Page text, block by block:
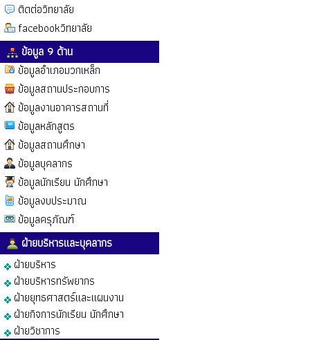
ติดต่อวิทยาลัย
facebookวิทยาลัย
ข้อมูล 9 ด้าน
ข้อมูลอำเภอมวกเหล็ก
ข้อมูลสถานประกอบการ
ข้อมูลงานอาคารสถานที่
ข้อมูลหลักสูตร
ข้อมูลสถานศึกษา
ข้อมูลบุคลากร
ข้อมูลนักเรียน นักศึกษา
ข้อมูลงบประมาณ
ข้อมูลครุภัณฑ์
ฝ่ายบริหารและบุคลากร
ฝ่ายบริหาร
ฝ่ายบริหารทรัพยากร
ฝ่ายยุทธศาสตร์และแผนงาน
ฝ่ายกิจการนักเรียน นักศึกษา
ฝ่ายวิชาการ